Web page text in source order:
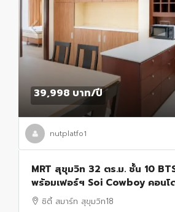
39,998 บาท/ปี
nutplatfo1
MRT สุขุมวิท 32 ตร.ม. ชั้น 10
พร้อมเฟอร์ฯ Soi Cowboy คอนโ
เทอร์มินัล 21 อโศก 400 ม.
ซิตี้ สมาร์ท สุขุมวิท18